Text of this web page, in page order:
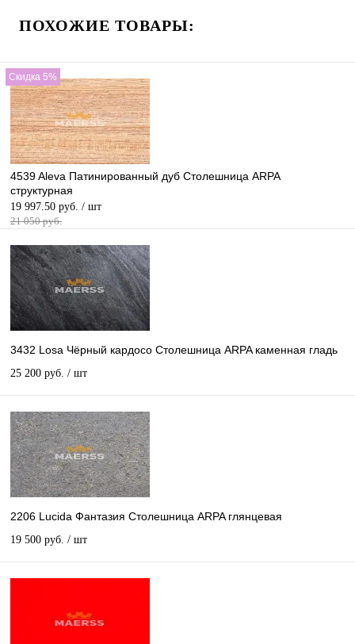
ПОХОЖИЕ ТОВАРЫ:
Скидка 5%
4539 Aleva Патинированный дуб Столешница ARPA
структурная
19 997.50 руб. / шт
21 050 руб.
3432 Losa Чёрный кардосо Столешница ARPA каменная гладь
25 200 руб. / шт
2206 Lucida Фантазия Столешница ARPA глянцевая
19 500 руб. / шт